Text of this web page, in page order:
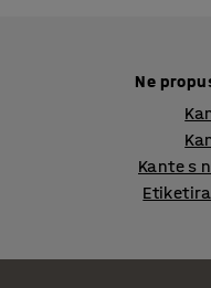
Ne
Kante s